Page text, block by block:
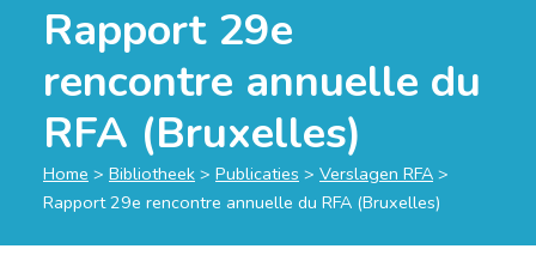
Rapport 29e
rencontre annuelle du
RFA (Bruxelles)
Home > Bibliotheek > Publicaties > Verslagen RFA >
Rapport 29e rencontre annuelle du RFA (Bruxelles)